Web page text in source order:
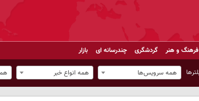
فرهنگ و هنر گردشگری چندرسانه ای بازار
همه سرویس‌ها همه انواع خبر